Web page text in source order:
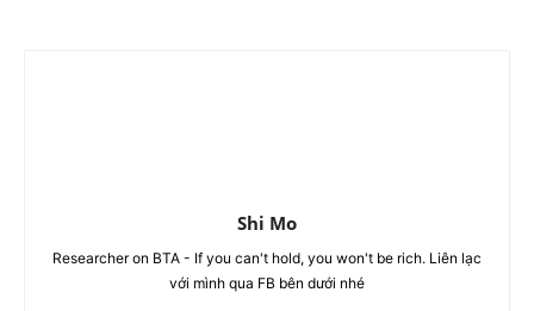
Shi Mo
Researcher on BTA - If you can't hold, you won't be rich. Liên lạc
với mình qua FB bên dưới nhé